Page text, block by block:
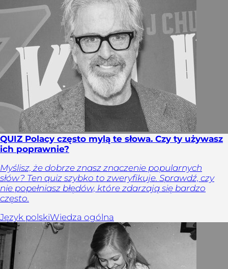
QUIZ Polacy często mylą te słowa. Czy ty używasz
ich poprawnie?
Myślisz, że dobrze znasz znaczenie popularnych
słów? Ten quiz szybko to zweryfikuje. Sprawdź, czy
nie popełniasz błędów, które zdarzają się bardzo
często.
Język polskiWiedza ogólna